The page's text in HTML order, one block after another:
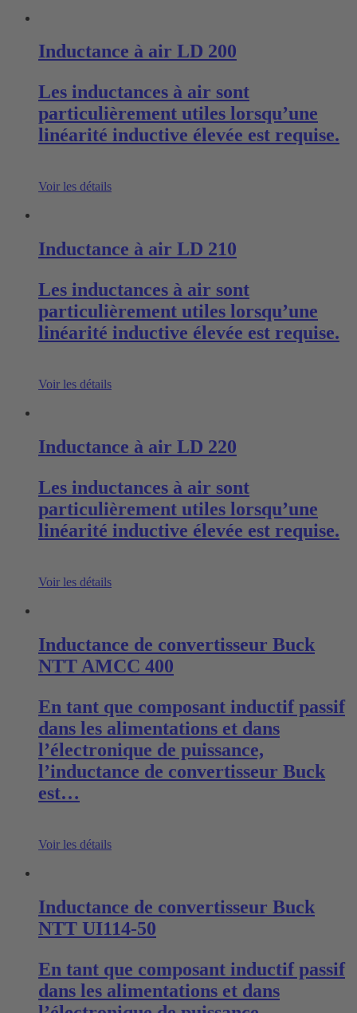
Inductance à air LD 200
Les inductances à air sont
particulièrement utiles lorsqu’une
linéarité inductive élevée est requise.
Voir les détails
Inductance à air LD 210
Les inductances à air sont
particulièrement utiles lorsqu’une
linéarité inductive élevée est requise.
Voir les détails
Inductance à air LD 220
Les inductances à air sont
particulièrement utiles lorsqu’une
linéarité inductive élevée est requise.
Voir les détails
Inductance de convertisseur Buck
NTT AMCC 400
En tant que composant inductif passif
dans les alimentations et dans
l’électronique de puissance,
l’inductance de convertisseur Buck
est…
Voir les détails
Inductance de convertisseur Buck
NTT UI114-50
En tant que composant inductif passif
dans les alimentations et dans